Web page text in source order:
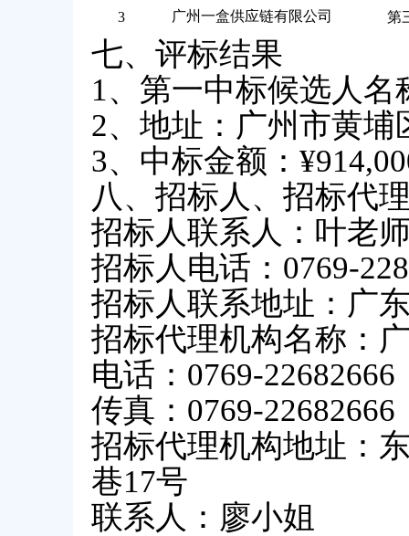
3 广州一盒供应链有限公司 第
七、评标结果
1、第一中标候选人名
2、地址：广州市黄埔
3、中标金额：
八、招标人、招标代
招标人联系人： 叶老
招标人电话： 0769-
招标人联系地址：广
招标代理机构名称：
电话： 0769-22682666
传真： 0769-22682666
招标代理机构地址：
巷17号
联系人： 廖小姐